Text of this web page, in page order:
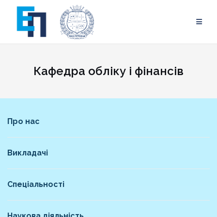
content
Кафедра обліку і фінансів
Про нас
Викладачі
Спеціальності